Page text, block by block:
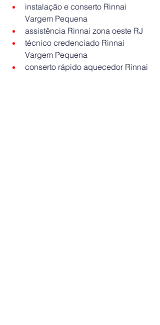
instalação e conserto Rinnai
Vargem Pequena
assistência Rinnai zona oeste RJ
técnico credenciado Rinnai
Vargem Pequena
conserto rápido aquecedor Rinnai